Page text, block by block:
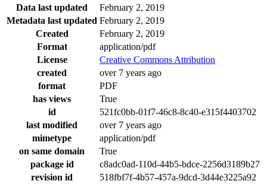
Data last updated
February 2, 2019
Metadata last updated February 2, 2019
Created
February 2, 2019
Format
application/pdf
License
Creative Commons Attribution
created
over 7 years ago
format
PDF
has views
True
id
521fc0bb-01f7-46c8-8c40-e315f4403702
last modified
over 7 years ago
mimetype
application/pdf
on same domain
True
package id
c8adc0ad-110d-44b5-bdce-2256d3189b27
revision id
518fbf7f-4b57-457a-9dcd-3d44e3225a92